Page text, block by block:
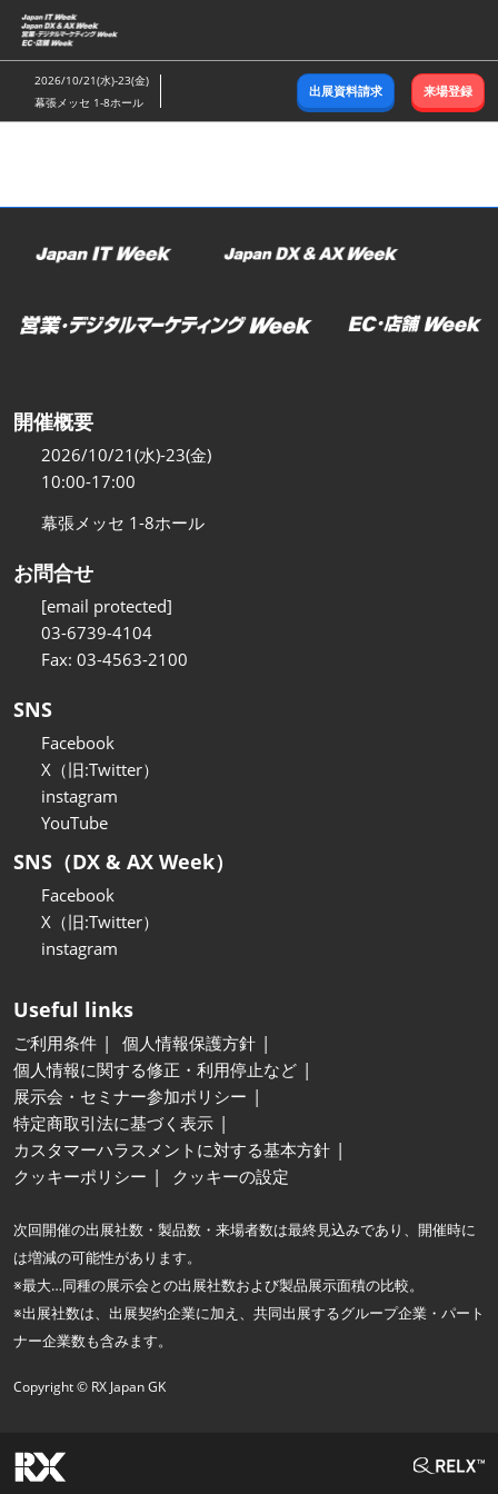
ス
キ
ッ
し
む
2026/10/21(水)-23(金)
幕張メッセ 1-8ホール
出展資料請求 来場登録
開催概要
2026/10/21(水)-23(金)
10:00-17:00
幕張メッセ 1-8ホール
お問合せ
[email protected]
03-6739-4104
Fax: 03-4563-2100
SNS
Facebook
X（旧:Twitter）
instagram
YouTube
SNS（DX & AX Week）
Facebook
X（旧:Twitter）
instagram
Useful links
ご利用条件
個人情報保護方針
個人情報に関する修正・利用停止など
展示会・セミナー参加ポリシー
特定商取引法に基づく表示
カスタマーハラスメントに対する基本方針
クッキーポリシー
クッキーの設定
次回開催の出展社数・製品数・来場者数は最終見込みであり、開催時に
は増減の可能性があります。
※最大…同種の展示会との出展社数および製品展示面積の比較。
※出展社数は、出展契約企業に加え、共同出展するグループ企業・パート
ナー企業数も含みます。
Copyright © RX Japan GK